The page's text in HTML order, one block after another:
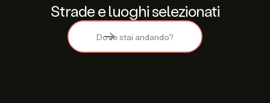
Strade e luoghi selezionati